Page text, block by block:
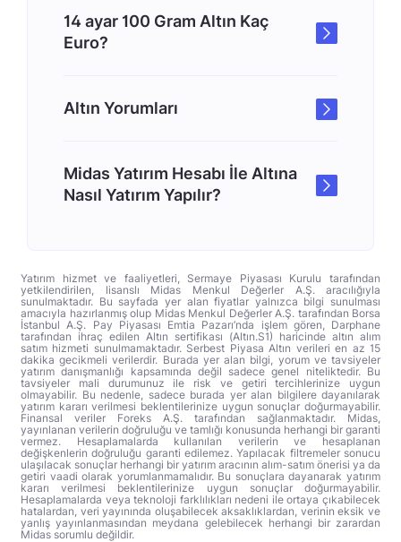
14 ayar 100 Gram Altın Kaç
Euro?
Altın Yorumları
Midas Yatırım Hesabı İle Altına
Nasıl Yatırım Yapılır?
Yatırım hizmet ve faaliyetleri, Sermaye Piyasası Kurulu tarafından
yetkilendirilen, lisanslı Midas Menkul Değerler A.Ş. aracılığıyla
sunulmaktadır. Bu sayfada yer alan fiyatlar yalnızca bilgi sunulması
amacıyla hazırlanmış olup Midas Menkul Değerler A.Ş. tarafından Borsa
İstanbul A.Ş. Pay Piyasası Emtia Pazarı’nda işlem gören, Darphane
tarafından ihraç edilen Altın sertifikası (Altın.S1) haricinde altın alım
satım hizmeti sunulmamaktadır. Serbest Piyasa Altın verileri en az 15
dakika gecikmeli verilerdir. Burada yer alan bilgi, yorum ve tavsiyeler
yatırım danışmanlığı kapsamında değil sadece genel niteliktedir. Bu
tavsiyeler mali durumunuz ile risk ve getiri tercihlerinize uygun
olmayabilir. Bu nedenle, sadece burada yer alan bilgilere dayanılarak
yatırım kararı verilmesi beklentilerinize uygun sonuçlar doğurmayabilir.
Finansal veriler Foreks A.Ş. tarafından sağlanmaktadır. Midas,
yayınlanan verilerin doğruluğu ve tamlığı konusunda herhangi bir garanti
vermez. Hesaplamalarda kullanılan verilerin ve hesaplanan
değişkenlerin doğruluğu garanti edilemez. Yapılacak filtremeler sonucu
ulaşılacak sonuçlar herhangi bir yatırım aracının alım-satım önerisi ya da
getiri vaadi olarak yorumlanmamalıdır. Bu sonuçlara dayanarak yatırım
kararı verilmesi beklentilerinize uygun sonuçlar doğurmayabilir.
Hesaplamalarda veya teknoloji farklılıkları nedeni ile ortaya çıkabilecek
hatalardan, veri yayınında oluşabilecek aksaklıklardan, verinin eksik ve
yanlış yayınlanmasından meydana gelebilecek herhangi bir zarardan
Midas sorumlu değildir.